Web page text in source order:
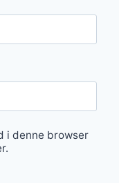
i denne browser